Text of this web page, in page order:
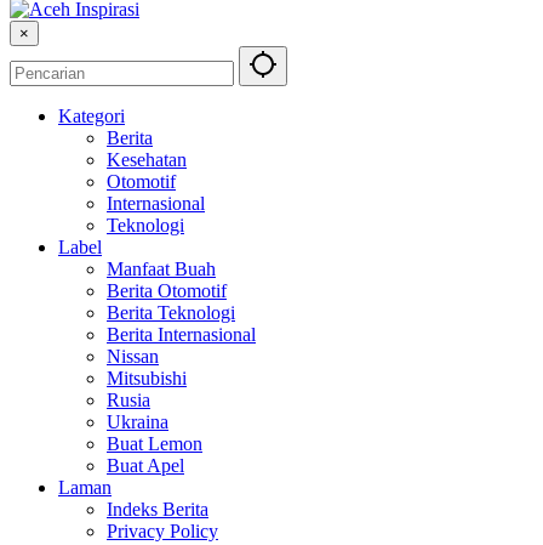
×
Kategori
Berita
Kesehatan
Otomotif
Internasional
Teknologi
Label
Manfaat Buah
Berita Otomotif
Berita Teknologi
Berita Internasional
Nissan
Mitsubishi
Rusia
Ukraina
Buat Lemon
Buat Apel
Laman
Indeks Berita
Privacy Policy